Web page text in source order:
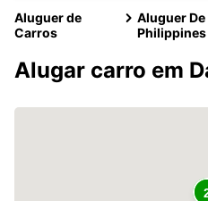
Aluguer de
Carros
Aluguer
Philippines
Alugar carro em